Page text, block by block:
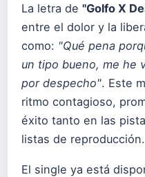
La letra de "Golfo X
entre el dolor y la
como: "Qué pena
un tipo bueno, me he
por despecho". Este
ritmo contagioso,
éxito tanto en las
listas de reproducción.
El single ya está